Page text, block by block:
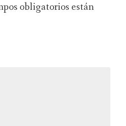
obligatorios están